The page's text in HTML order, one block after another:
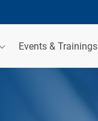
Events & Trainings